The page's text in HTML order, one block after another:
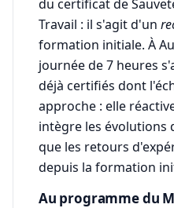
du certificat de
Travail : il s'agit d'un
formation initiale. À
journée de 7 heures
déjà certifiés dont
approche : elle
intègre les évolutions
que les retours
depuis la formation
Au programme du